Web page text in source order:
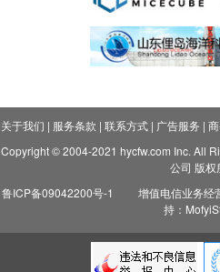
关于我们 | 服务条款 | 联系方式| 广告服务 |
Copyright © 2004-2021 hycfw.com Inc. All
公司 版权
鲁ICP备09042200号-1
增值电信业务经
持：